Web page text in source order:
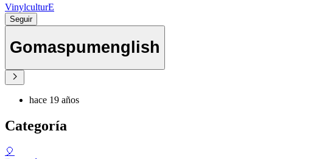
VinylculturE
Seguir
Gomaspumenglish
hace 19 años
Categoría
🎈